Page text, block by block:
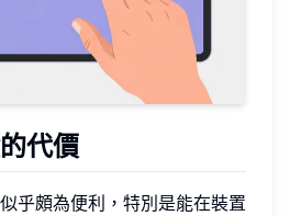
代價
乎頗為便利，特別是能在裝置